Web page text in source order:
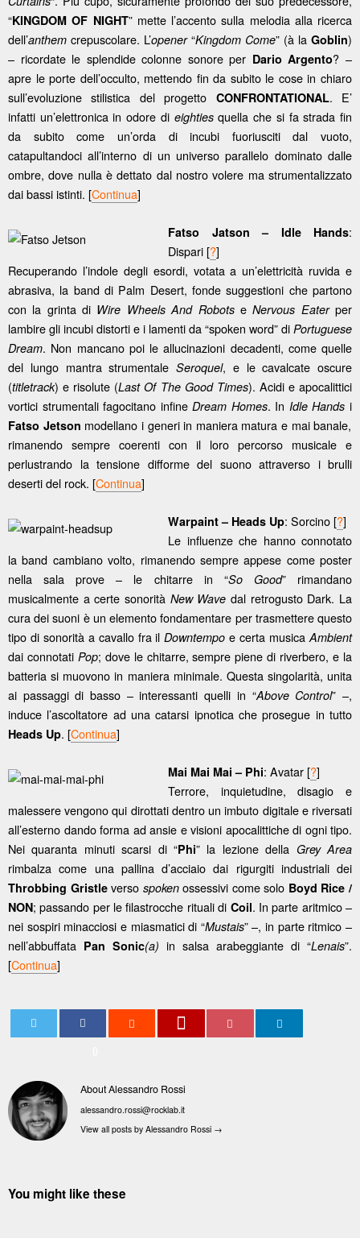
“KINGDOM OF NIGHT” mette l’accento sulla melodia alla ricerca
dell’anthem crepuscolare. L’opener“Kingdom Come” (à la Goblin)
– ricordate le splendide colonne sonore per Dario Argento? –
apre le porte dell’occulto, mettendo fin da subito le cose in chiaro
sull’evoluzione stilistica del progetto CONFRONTATIONAL. E’
infatti un’elettronica in odore di eightiesquella che si fa strada fin
da subito come un’orda di incubi fuoriusciti dal vuoto,
catapultandoci all’interno di un universo parallelo dominato dalle
ombre, dove nulla è dettato dal nostro volere ma strumentalizzato
dai bassi istinti. [Continua]
Fatso Jatson – Idle Hands:
Dispari [?]
Recuperando l’indole degli esordi, votata a un’elettricità ruvida e
abrasiva, la band di Palm Desert, fonde suggestioni che partono
con la grinta di Wire Wheels And RobotseNervous Eaterper
lambire gli incubi distorti e i lamenti da “spoken word” di Portuguese
Dream. Non mancano poi le allucinazioni decadenti, come quelle
del lungo mantra strumentale Seroquel, e le cavalcate oscure
(titletrack) e risolute (Last Of The Good Times). Acidi e apocalittici
vortici strumentali fagocitano infineDream Homes. In Idle Hands i
Fatso Jetson modellano i generi in maniera matura e mai banale,
rimanendo sempre coerenti con il loro percorso musicale e
perlustrando la tensione difforme del suono attraverso i brulli
deserti del rock. [Continua]
Warpaint – Heads Up: Sorcino [?]
Le influenze che hanno connotato
la band cambiano volto, rimanendo sempre appese come poster
nella sala prove – le chitarre in “So Good” rimandano
musicalmente a certe sonorità New Wave dal retrogusto Dark. La
cura dei suoni è un elemento fondamentare per trasmettere questo
tipo di sonorità a cavallo fra ilDowntempo e certa musicaAmbient
dai connotati Pop; dove le chitarre, sempre piene di riverbero, e la
batteria si muovono in maniera minimale. Questa singolarità, unita
ai passaggi di basso – interessanti quelli in “Above Control” –,
induce l’ascoltatore ad una catarsi ipnotica che prosegue in tutto
Heads Up. [Continua]
Mai Mai Mai – Phi: Avatar [?]
Terrore, inquietudine, disagio e
malessere vengono qui dirottati dentro un imbuto digitale e riversati
all’esterno dando forma ad ansie e visioni apocalittiche di ogni tipo.
Nei quaranta minuti scarsi di “Phi” la lezione della Grey Area
rimbalza come una pallina d’acciaio dai rigurgiti industriali dei
Throbbing Gristleverso spokenossessivi come solo Boyd Rice /
NON; passando per le filastrocche rituali di Coil. In parte aritmico –
nei sospiri minacciosi e miasmatici di “Mustais” –, in parte ritmico –
nell’abbuffata Pan Sonic(a) in salsa arabeggiante di “Lenais”.
[Continua]
About Alessandro Rossi
alessandro.rossi@rocklab.it
View all posts by Alessandro Rossi →
You might like these